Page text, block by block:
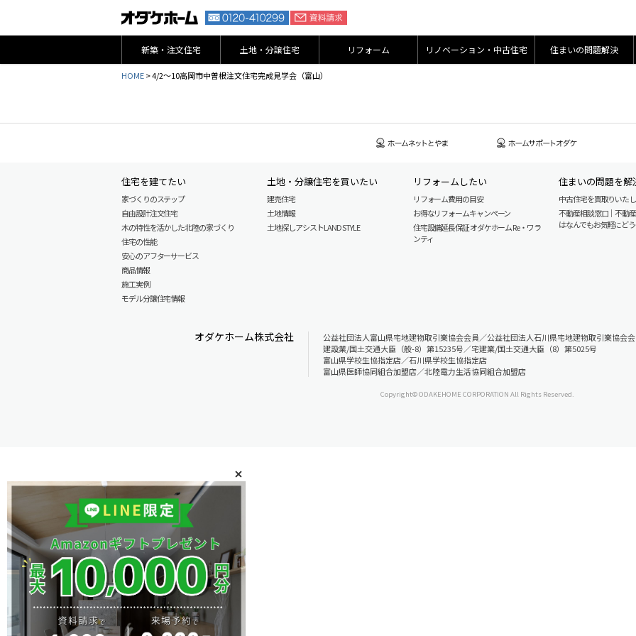
新築・注文住宅 土地・分譲住宅 リフォーム リノベーション・中古住宅 住まいの問題解決
HOME>4/2～10高岡市中曽根注文住宅完成見学会（富山）
住宅を建てたい
家づくりのステップ
自由設計注文住宅
木の特性を活かした北陸の家づくり
住宅の性能
安心のアフターサービス
商品情報
施工実例
モデル分譲住宅情報
土地・分譲住宅を買いたい
建売住宅
土地情報
土地探しアシスト LAND STYLE
リフォームしたい
リフォーム費用の目安
お得なリフォームキャンペーン
住宅設備延長保証 オダケホーム Re・ワラ
ンティ
住まいの問題を解
中古住宅を買取りいた
不動産相談窓口｜不動
はなんでもお気軽にどう
オダケホーム株式会社
公益社団法人富山県宅地建物取引業協会会員／公益社団法人石川県宅地建物取引業協会
建設業/国土交通大臣（般-8）第15235号／宅建業/国土交通大臣（8）第5025号
富山県学校生協指定店／石川県学校生協指定店
富山県医師協同組合加盟店／北陸電力生活協同組合加盟店
Copyright© ODAKEHOME CORPORATION All Rights Reserved.